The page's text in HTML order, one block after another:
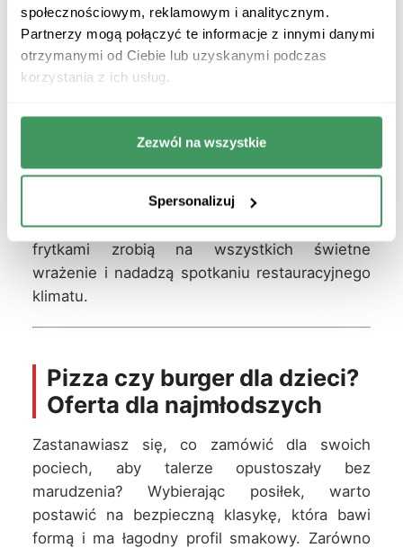
społecznościowym, reklamowym i analitycznym.
Partnerzy mogą połączyć te informacje z innymi danymi
otrzymanymi od Ciebie lub uzyskanymi podczas
korzystania z ich usług.
Zezwól na wszystkie
Spersonalizuj
Cena na osobę:Dużapizza na imprezę
pozwala nakarmić kilka osób znacznie
mniejszym kosztem w przeliczeniu na głowę
niż zakup pojedynczych zestawów
Jeśli organizujesz luźne spotkanie, gdzie ludzie
krążą po pokoju – postaw na pizzę. Jeśli
planujesz zasiadaną kolację w małym, zgranym
gronie 3-4 przyjaciół – burgery w zestawach z
frytkami zrobią na wszystkich świetne
wrażenie i nadadzą spotkaniu restauracyjnego
klimatu.
Pizza czy burger dla dzieci?
Oferta dla najmłodszych
Zastanawiasz się, co zamówić dla swoich
pociech, aby talerze opustoszały bez
marudzenia? Wybierając posiłek, warto
postawić na bezpieczną klasykę, która bawi
formą i ma łagodny profil smakowy. Zarówno